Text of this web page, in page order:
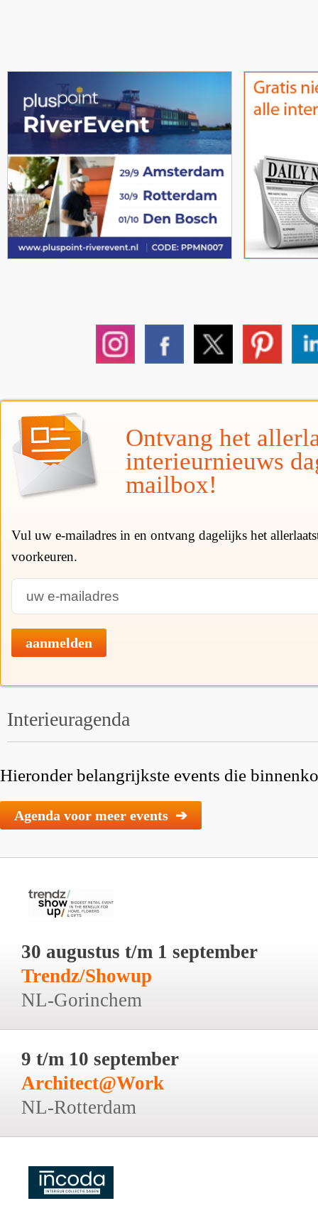
Ontvang het
interieurnieuws
mailbox!
Vul uw e-mailadres in en ontvang dagelijks het
voorkeuren.
aanmelden
Interieuragenda
Hieronder belangrijkste events die
Agenda voor meer events ➔
30 augustus t/m 1 september
Trendz/Showup
NL-Gorinchem
9 t/m 10 september
Architect@Work
NL-Rotterdam